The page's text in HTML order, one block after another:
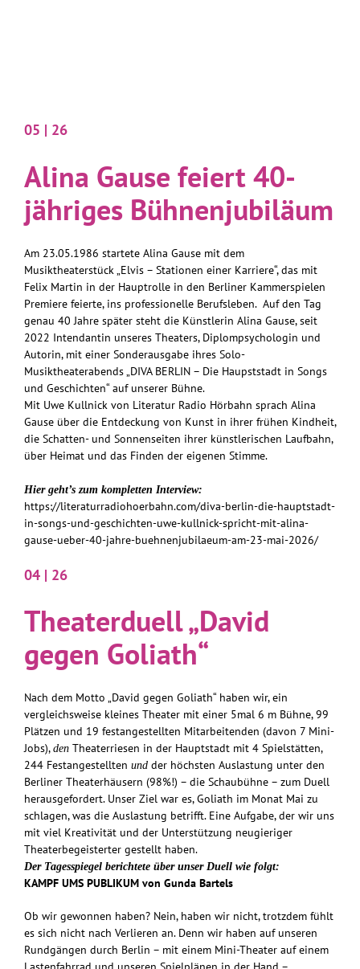
05 | 26
Alina Gause feiert 40-
jähriges Bühnenjubiläum
Am 23.05.1986 startete Alina Gause mit dem
Musiktheaterstück „Elvis – Stationen einer Karriere“, das mit
Felix Martin in der Hauptrolle in den Berliner Kammerspielen
Premiere feierte, ins professionelle Berufsleben. Auf den Tag
genau 40 Jahre später steht die Künstlerin Alina Gause, seit
2022 Intendantin unseres Theaters, Diplompsychologin und
Autorin, mit einer Sonderausgabe ihres Solo-
Musiktheaterabends „DIVA BERLIN – Die Haupststadt in Songs
und Geschichten“ auf unserer Bühne.
Mit Uwe Kullnick von Literatur Radio Hörbahn sprach Alina
Gause über die Entdeckung von Kunst in ihrer frühen Kindheit,
die Schatten- und Sonnenseiten ihrer künstlerischen Laufbahn,
über Heimat und das Finden der eigenen Stimme.
Hier geht’s zum kompletten Interview:
https://literaturradiohoerbahn.com/diva-berlin-die-hauptstadt-
in-songs-und-geschichten-uwe-kullnick-spricht-mit-alina-
gause-ueber-40-jahre-buehnenjubilaeum-am-23-mai-2026/
04 | 26
Theaterduell „David
gegen Goliath“
Nach dem Motto „David gegen Goliath“ haben wir, ein
vergleichsweise kleines Theater mit einer 5mal 6 m Bühne, 99
Plätzen und 19 festangestellten Mitarbeitenden (davon 7 Mini-
Jobs), den Theaterriesen in der Hauptstadt mit 4 Spielstätten,
244 Festangestellten undder höchsten Auslastung unter den
Berliner Theaterhäusern (98%!) – die Schaubühne – zum Duell
herausgefordert. Unser Ziel war es, Goliath im Monat Mai zu
schlagen, was die Auslastung betrifft. Eine Aufgabe, der wir uns
mit viel Kreativität und der Unterstützung neugieriger
Theaterbegeisterter gestellt haben.
Der Tagesspiegel berichtete über unser Duell wie folgt:
KAMPF UMS PUBLIKUM von Gunda Bartels
Ob wir gewonnen haben? Nein, haben wir nicht, trotzdem fühlt
es sich nicht nach Verlieren an. Denn wir haben auf unseren
Rundgängen durch Berlin – mit einem Mini-Theater auf einem